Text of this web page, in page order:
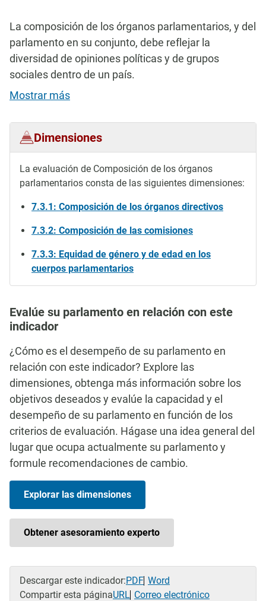
La composición de los órganos parlamentarios, y del
parlamento en su conjunto, debe reflejar la
diversidad de opiniones políticas y de grupos
sociales dentro de un país.
Mostrar más
Dimensiones
La evaluación de Composición de los órganos
parlamentarios consta de las siguientes dimensiones:
7.3.1: Composición de los órganos directivos
7.3.2: Composición de las comisiones
7.3.3: Equidad de género y de edad en los
cuerpos parlamentarios
Evalúe su parlamento en relación con este
indicador
¿Cómo es el desempeño de su parlamento en
relación con este indicador? Explore las
dimensiones, obtenga más información sobre los
objetivos deseados y evalúe la capacidad y el
desempeño de su parlamento en función de los
criterios de evaluación. Hágase una idea general del
lugar que ocupa actualmente su parlamento y
formule recomendaciones de cambio.
Explorar las dimensiones
Obtener asesoramiento experto
Descargar este indicador:PDF Word
Compartir esta páginaURL Correo electrónico